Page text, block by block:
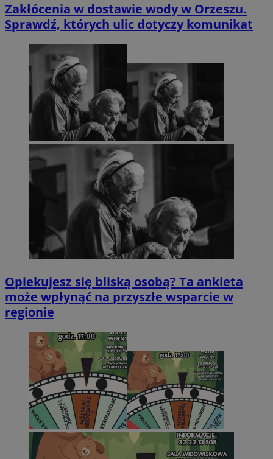
Zakłócenia w dostawie wody w Orzeszu.
Sprawdź, których ulic dotyczy komunikat
Opiekujesz się bliską osobą? Ta ankieta
może wpłynąć na przyszłe wsparcie w
regionie